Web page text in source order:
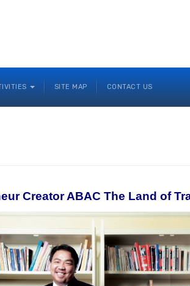
SITE MAP CONTACT US
Creator ABAC The Land of